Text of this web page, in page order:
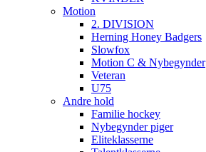
Motion
2. DIVISION
Herning Honey Badgers
Slowfox
Motion C & Nybegynder
Veteran
U75
Andre hold
Familie hockey
Nybegynder piger
Eliteklasserne